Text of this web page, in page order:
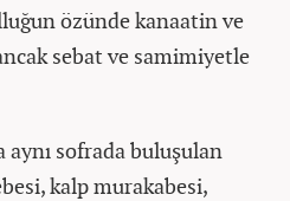
özünde kanaatin ve
sebat ve samimiyetle
sofrada buluşulan
kalp murakabesi,